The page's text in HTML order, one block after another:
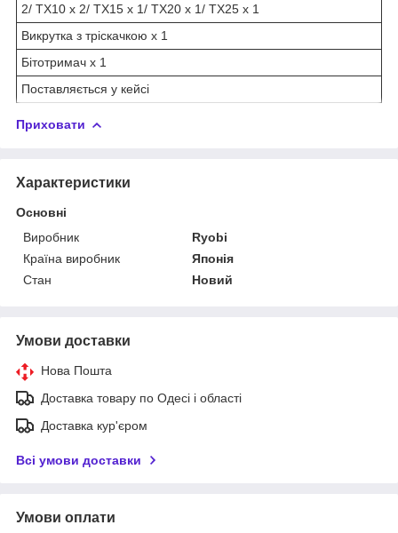
2/ TX10 х 2/ TX15 х 1/ TX20 х 1/ TX25 х 1
Викрутка з тріскачкою х 1
Бітотримач х 1
Поставляється у кейсі
Приховати
Характеристики
Основні
Виробник
Ryobi
Країна виробник
Японія
Стан
Новий
Умови доставки
Нова Пошта
Доставка товару по Одесі і області
Доставка кур'єром
Всі умови доставки
Умови оплати